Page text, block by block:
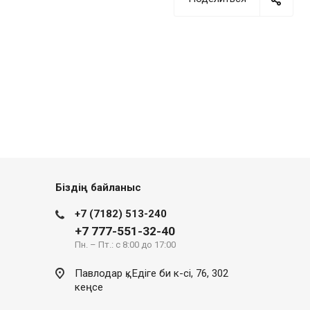
Біздің байланыс
+7 (7182) 513-240
+7 777-551-32-40
Пн. – Пт.: с 8:00 до 17:00
Павлодар қ., Едіге би к-сі, 76, 302
кеңсе